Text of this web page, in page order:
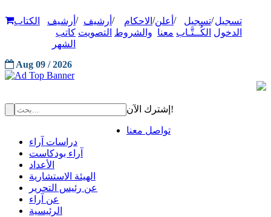
تسجيل
الدخول
/تسجيل
الكُــتَّـاب
/ أعلن
معنا
/ الاحكام
والشروط
/ أرشيف
التصويت
/ أرشيف
كاتب
الشهر
الكتاب
Aug 09 / 2026
إشترك الآن!
تواصل معنا
دراسات آراء
آراء بودكاست
الأعداد
الهيئة الاستشارية
عن رئيس التحرير
عن آراء
الرئيسية